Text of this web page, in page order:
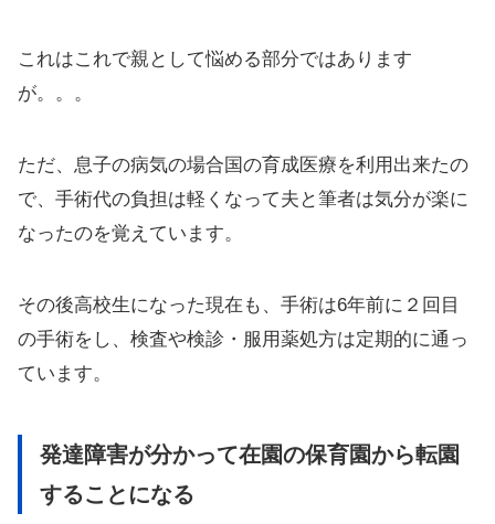
これはこれで親として悩める部分ではあります
が。。。
ただ、息子の病気の場合国の育成医療を利用出来たの
で、手術代の負担は軽くなって夫と筆者は気分が楽に
なったのを覚えています。
その後高校生になった現在も、手術は6年前に２回目
の手術をし、検査や検診・服用薬処方は定期的に通っ
ています。
発達障害が分かって在園の保育園から転園
することになる